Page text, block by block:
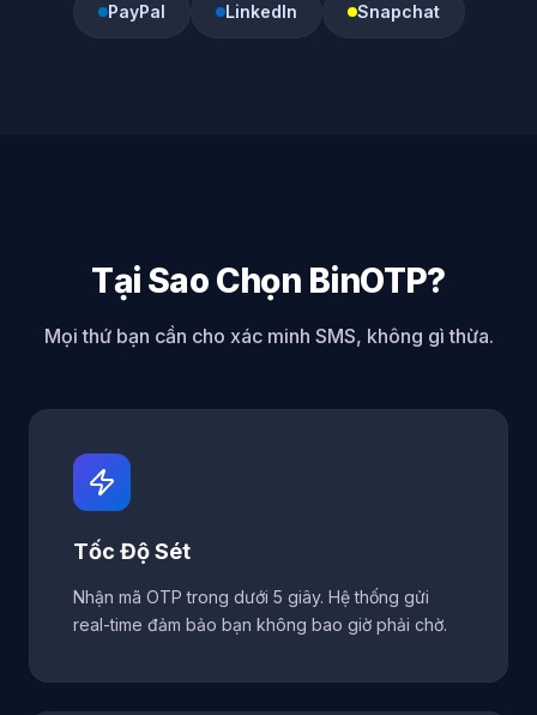
PayPal LinkedIn Snapchat
Tại Sao Chọn BinOTP?
Mọi thứ bạn cần cho xác minh SMS, không gì thừa.
Tốc Độ Sét
Nhận mã OTP trong dưới 5 giây. Hệ thống gửi
real-time đảm bảo bạn không bao giờ phải chờ.